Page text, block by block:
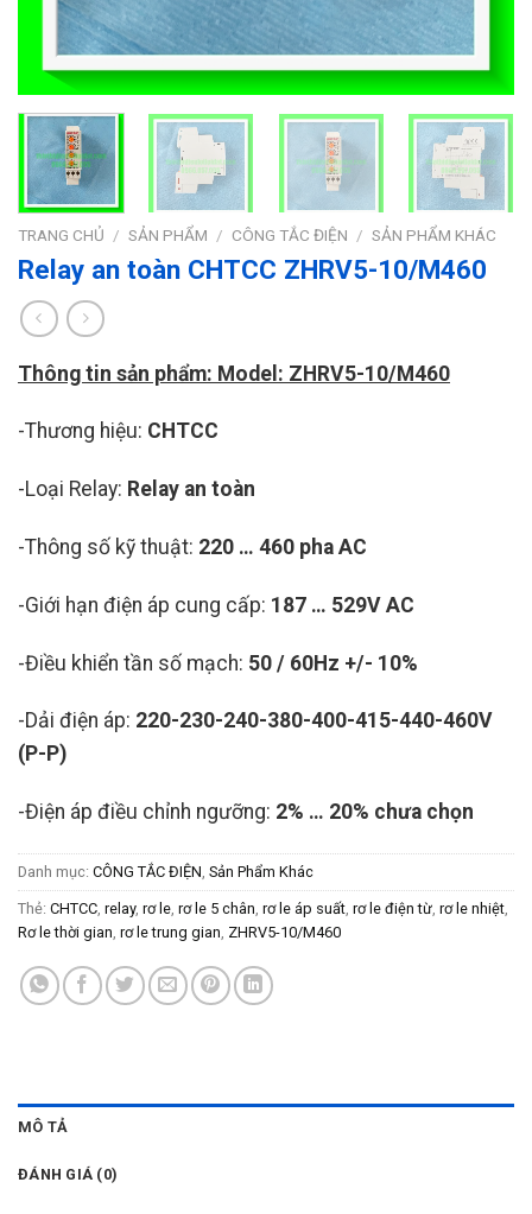
TRANG CHỦ / SẢN PHẨM / CÔNG TẮC ĐIỆN / SẢN PHẨM KHÁC
Relay an toàn CHTCC ZHRV5-10/M460
Thông tin sản phẩm: Model: ZHRV5-10/M460
-Thương hiệu: CHTCC
-Loại Relay: Relay an toàn
-Thông số kỹ thuật: 220 … 460 pha AC
-Giới hạn điện áp cung cấp: 187 … 529V AC
-Điều khiển tần số mạch: 50 / 60Hz +/- 10%
-Dải điện áp: 220-230-240-380-400-415-440-460V
(P-P)
-Điện áp điều chỉnh ngưỡng: 2% … 20% chưa chọn
Danh mục: CÔNG TẮC ĐIỆN Sản Phẩm Khác
Thẻ: CHTCC relay, rơ le rơ le 5 chân rơ le áp suất rơ le điện từ rơ le nhiệt
Rơ le thời gian rơ le trung gian ZHRV5-10/M460
MÔ TẢ
ĐÁNH GIÁ (0)